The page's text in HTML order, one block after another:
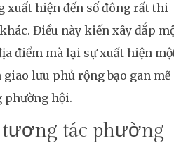
xuất hiện đến số đông rất thi
Điều này kiến xây đắp
điểm mà lại sự xuất hiện
giao lưu phủ rộng bạo gan mẽ
phường hội.
tác phường